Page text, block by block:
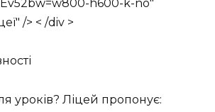
h600-k-no"
/> < /div >
уроків? Ліцей пропонує: